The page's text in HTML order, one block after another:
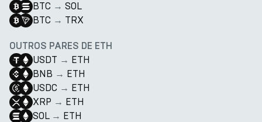
BTC → SOL
BTC → TRX
OUTROS PARES DE ETH
USDT → ETH
BNB → ETH
USDC → ETH
XRP → ETH
SOL → ETH